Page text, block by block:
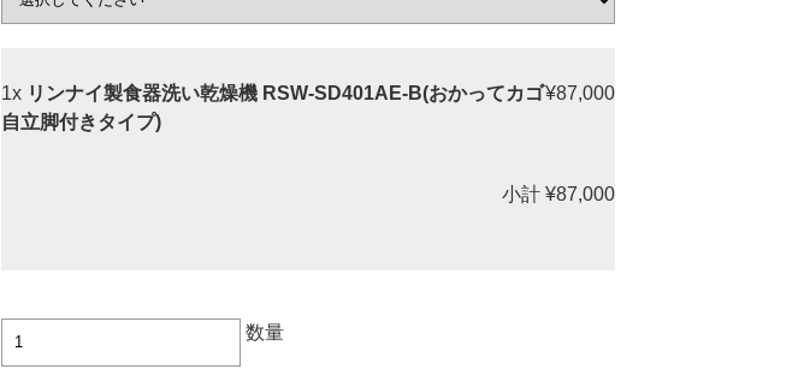
1x リンナイ製食器洗い乾燥機 RSW-SD401AE-B(おかってカゴ
自立脚付きタイプ)
¥87,000
小計 ¥87,000
数量
リ